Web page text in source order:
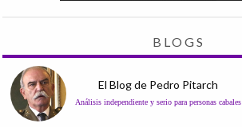
BLOGS
El Blog de Pedro Pitarch
Análisis independiente y serio para personas cabales